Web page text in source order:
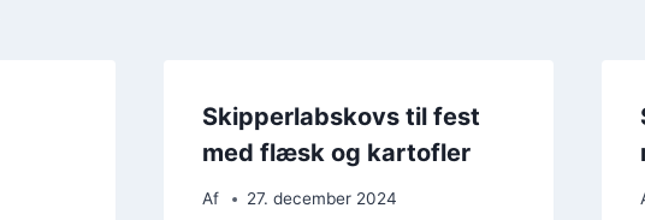
Skipperlabskovs til fest
med flæsk og kartofler
Af 27. december 2024